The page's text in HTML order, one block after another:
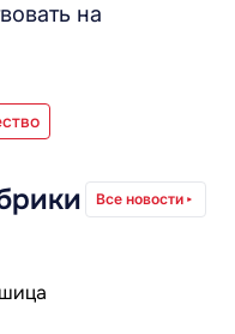
на
Все новости